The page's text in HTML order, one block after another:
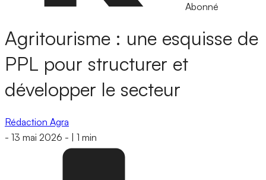
Abonné
Agritourisme : une esquisse de
PPL pour structurer et
développer le secteur
Rédaction Agra
- 13 mai 2026 - 1 min